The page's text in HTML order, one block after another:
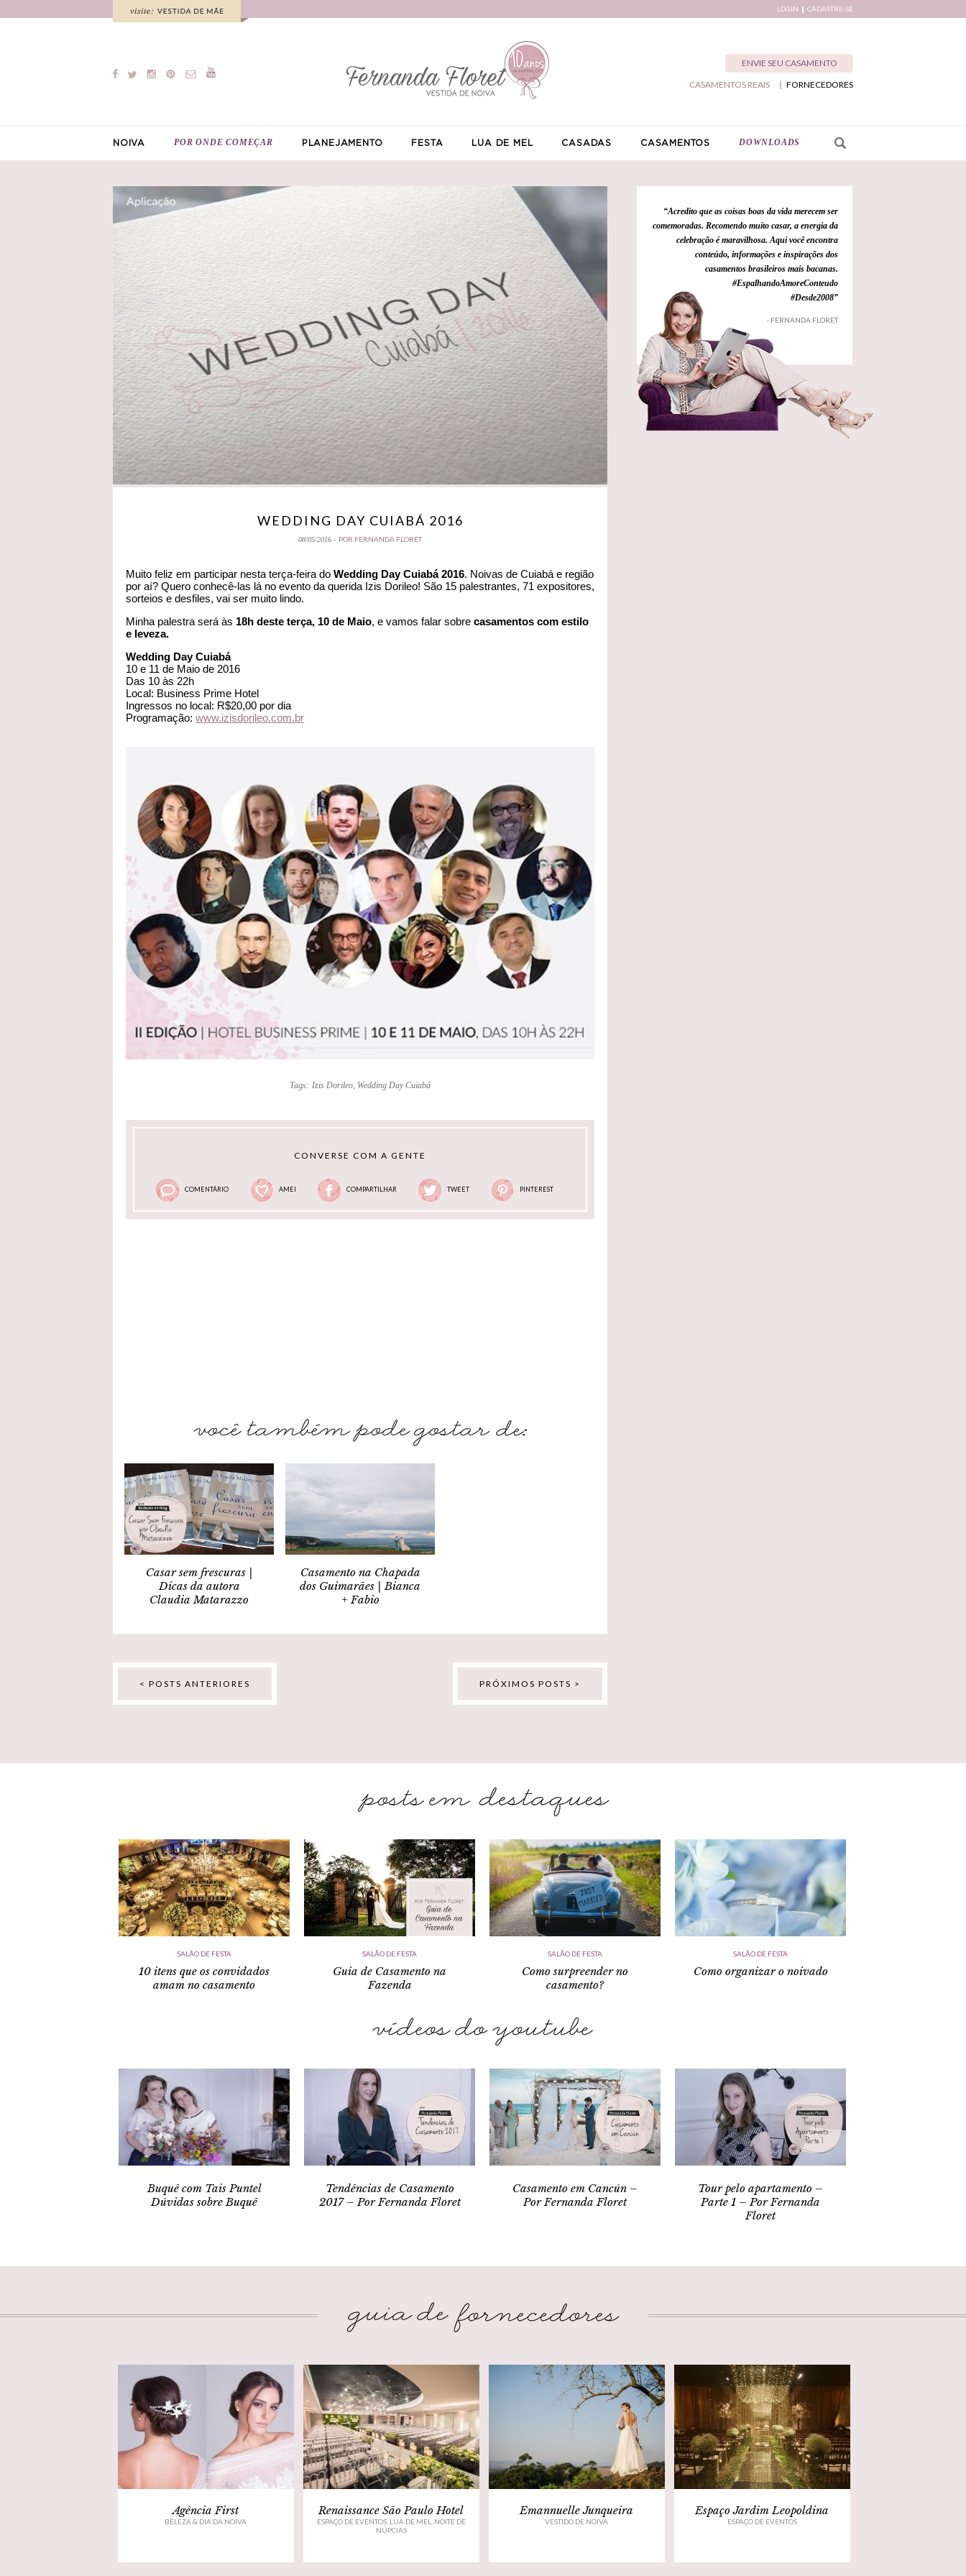
LOGIN CADASTRE-SE
ENVIE SEU CASAMENTO
FORNECEDORES
CASAMENTOS REAIS
NOIVA POR ONDE COMEÇAR PLANEJAMENTO FESTA LUA DE MEL CASADAS CASAMENTOS DOWNLOADS
WEDDING DAY CUIABÁ 2016
08/05/2016 - POR FERNANDA FLORET
Muito feliz em participar nesta terça-feira do Wedding Day Cuiabá 2016. Noivas de Cuiabá e região
por aí? Quero conhecê-las lá no evento da querida Izis Dorileo! São 15 palestrantes, 71 expositores,
sorteios e desfiles, vai ser muito lindo.
Minha palestra será às 18h deste terça, 10 de Maio, e vamos falar sobre casamentos com estilo
e leveza.
Wedding Day Cuiabá
10 e 11 de Maio de 2016
Das 10 às 22h
Local: Business Prime Hotel
Ingressos no local: R$20,00 por dia
Programação: www.izisdorileo.com.br
Tags: Izis Dorileo Wedding Day Cuiabá
CONVERSE COM A GENTE
COMENTÁRIO AMEI COMPARTILHAR TWEET PINTEREST
Casar sem frescuras |
Dicas da autora
Claudia Matarazzo
Casamento na Chapada
dos Guimarães | Bianca
+ Fabio
< POSTS ANTERIORES PRÓXIMOS POSTS >
“Acredito que as coisas boas da vida merecem ser
comemoradas. Recomendo muito casar, a energia da
celebração é maravilhosa. Aqui você encontra
conteúdo, informações e inspirações dos
casamentos brasileiros mais bacanas.
#EspalhandoAmoreConteudo
#Desde2008”
- FERNANDA FLORET
SALÃO DE FESTA
10 itens que os convidados
amam no casamento
SALÃO DE FESTA
Guia de Casamento na
Fazenda
SALÃO DE FESTA
Como surpreender no
casamento?
SALÃO DE FESTA
Como organizar o noivado
Buquê com Tais Puntel
Dúvidas sobre Buquê
Tendências de Casamento
2017 – Por Fernanda Floret
Casamento em Cancún –
Por Fernanda Floret
Tour pelo apartamento –
Parte 1 – Por Fernanda
Floret
Agência First
BELEZA & DIA DA NOIVA
Renaissance São Paulo Hotel
ESPAÇO DE EVENTOS, LUA DE MEL, NOITE DE
NÚPCIAS
Emannuelle Junqueira
VESTIDO DE NOIVA
Espaço Jardim Leopoldina
ESPAÇO DE EVENTOS